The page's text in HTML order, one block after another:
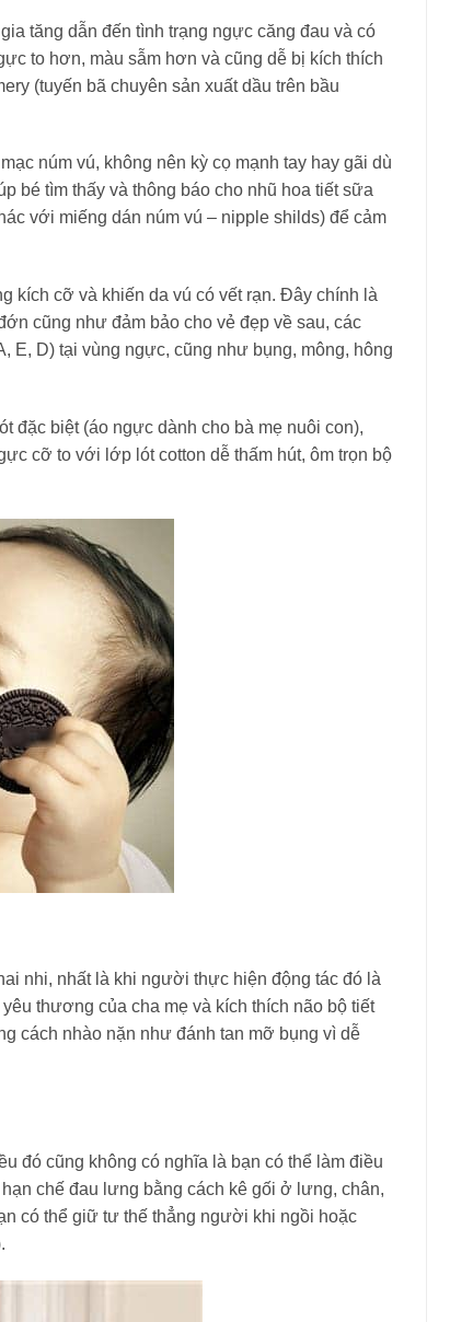
tăng dẫn đến tình trạng ngực căng đau và có
to hơn, màu sẫm hơn và cũng dễ bị kích thích
(tuyến bã chuyên sản xuất dầu trên bầu
núm vú, không nên kỳ cọ mạnh tay hay gãi dù
bé tìm thấy và thông báo cho nhũ hoa tiết sữa
với miếng dán núm vú – nipple shilds) để cảm
kích cỡ và khiến da vú có vết rạn. Đây chính là
cũng như đảm bảo cho vẻ đẹp về sau, các
E, D) tại vùng ngực, cũng như bụng, mông, hông
đặc biệt (áo ngực dành cho bà mẹ nuôi con),
cỡ to với lớp lót cotton dễ thấm hút, ôm trọn bộ
nhi, nhất là khi người thực hiện động tác đó là
thương của cha mẹ và kích thích não bộ tiết
cách nhào nặn như đánh tan mỡ bụng vì dễ
đó cũng không có nghĩa là bạn có thể làm điều
chế đau lưng bằng cách kê gối ở lưng, chân,
có thể giữ tư thế thẳng người khi ngồi hoặc